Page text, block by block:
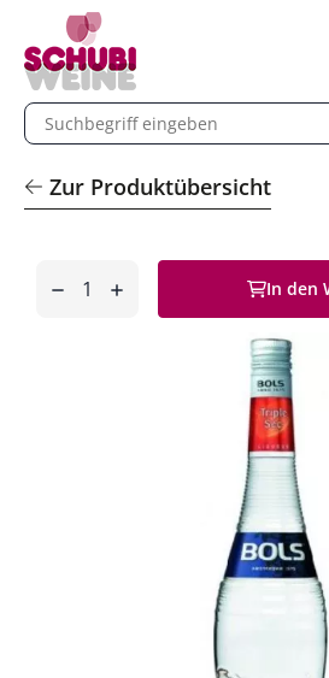
eingeben
Zur Produktübersicht
In den